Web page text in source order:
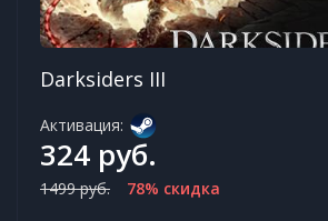
Darksiders III
Активация:
324 руб.
1499 руб. 78% скидка